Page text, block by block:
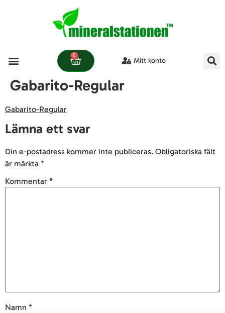
0
Mitt konto
Gabarito-Regular
Gabarito-Regular
Lämna ett svar
Din e-postadress kommer inte publiceras. Obligatoriska fält
är märkta *
Kommentar *
Namn *